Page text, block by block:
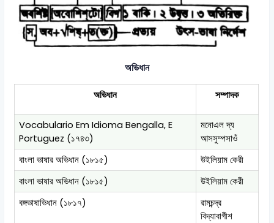
অভিধান
অভিধান সম্পাদক
Vocabulario Em Idioma Bengalla, E
Portuguez (১৭৪৩)
মনোএল দ্য
আসসুম্পসাওঁ
বাংলা ভাষার অভিধান (১৮১৫)
উইলিয়াম কেরী
বাংলা ভাষার অভিধান (১৮১৫)
উইলিয়াম কেরী
বঙ্গভাষাভিধান (১৮১৭)
রামচন্দ্র
বিদ্যাবাগীশ